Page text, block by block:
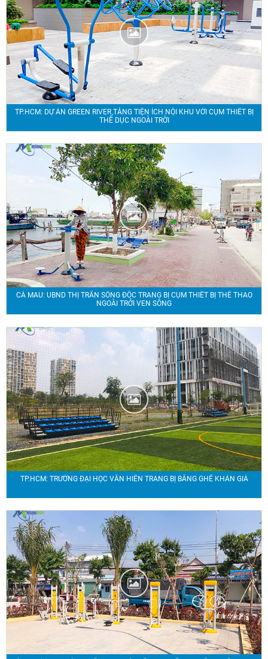
TP.HCM: DỰ ÁN GREEN RIVER TĂNG TIỆN ÍCH NỘI KHU VỚI CỤM THIẾT BỊ
THỂ DỤC NGOÀI TRỜI
CÀ MAU: UBND THỊ TRẤN SÔNG ĐỐC TRANG BỊ CỤM THIẾT BỊ THỂ THAO
NGOÀI TRỞI VEN SÔNG
TP.HCM: TRƯỜNG ĐẠI HỌC VĂN HIẾN TRANG BỊ BĂNG GHẾ KHÁN GIẢ